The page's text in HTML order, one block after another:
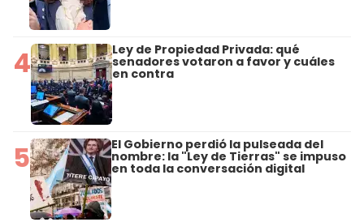
4 Ley de Propiedad Privada: qué
senadores votaron a favor y cuáles
en contra
5 El Gobierno perdió la pulseada del
nombre: la "Ley de Tierras" se impuso
en toda la conversación digital